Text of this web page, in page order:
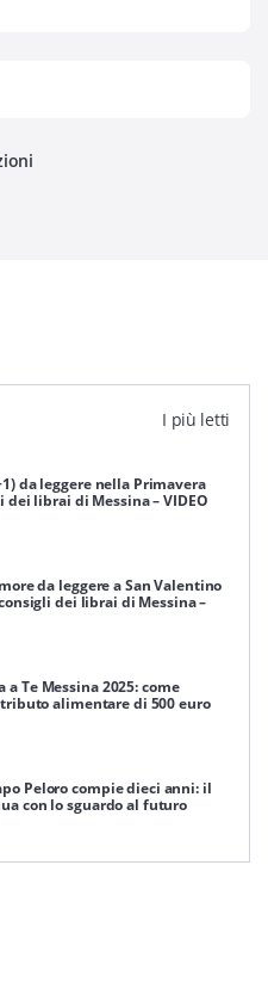
I più letti
da leggere nella Primavera
dei librai di Messina – VIDEO
da leggere a San Valentino
dei librai di Messina –
a Te Messina 2025: come
alimentare di 500 euro
Peloro compie dieci anni: il
con lo sguardo al futuro